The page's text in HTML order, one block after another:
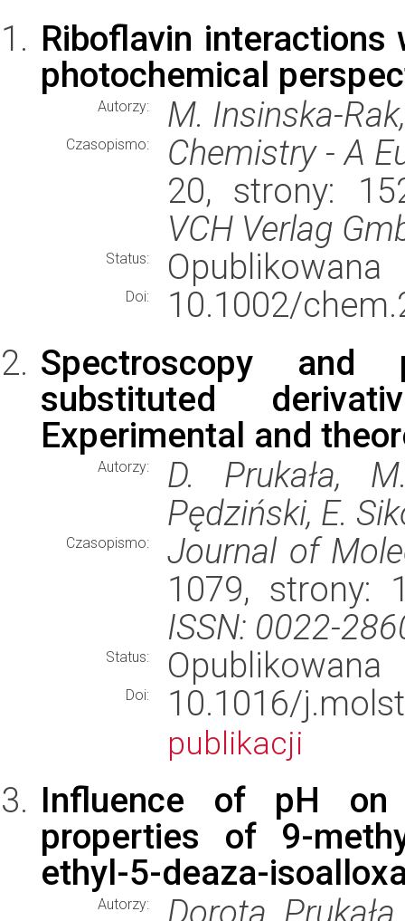
Riboflavin
photochemical
Autorzy: M. Insinska-
Czasopismo:
Chemistry - A
20, strony:
VCH Verlag
Status: Opublikowana
Doi:
10.1002/
Spectroscopy and
substituted
Experimental and
Autorzy:
D. Prukała,
Pędziński, E.
Czasopismo:
Journal of
1079, strony:
ISSN: 0022-
Status: Opublikowana
Doi: 10.1016/
publikacji
Influence of pH on
properties of 9-
ethyl-5-deaza-
Autorzy: Dorota